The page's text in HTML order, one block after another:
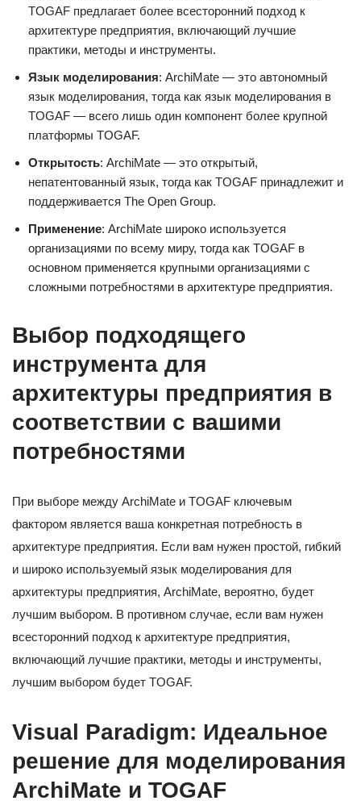
TOGAF предлагает более всесторонний подход к
архитектуре предприятия, включающий лучшие
практики, методы и инструменты.
Язык моделирования: ArchiMate — это автономный
язык моделирования, тогда как язык моделирования в
TOGAF — всего лишь один компонент более крупной
платформы TOGAF.
Открытость: ArchiMate — это открытый,
непатентованный язык, тогда как TOGAF принадлежит и
поддерживается The Open Group.
Применение: ArchiMate широко используется
организациями по всему миру, тогда как TOGAF в
основном применяется крупными организациями с
сложными потребностями в архитектуре предприятия.
Выбор подходящего
инструмента для
архитектуры предприятия в
соответствии с вашими
потребностями
При выборе между ArchiMate и TOGAF ключевым
фактором является ваша конкретная потребность в
архитектуре предприятия. Если вам нужен простой, гибкий
и широко используемый язык моделирования для
архитектуры предприятия, ArchiMate, вероятно, будет
лучшим выбором. В противном случае, если вам нужен
всесторонний подход к архитектуре предприятия,
включающий лучшие практики, методы и инструменты,
лучшим выбором будет TOGAF.
Visual Paradigm: Идеальное
решение для моделирования
ArchiMate и TOGAF